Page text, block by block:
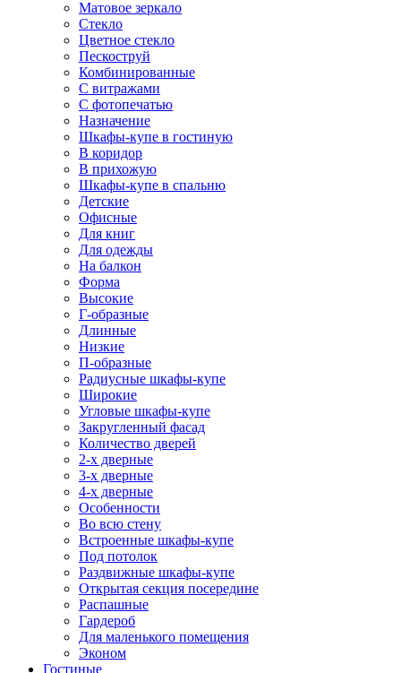
Матовое зеркало
Стекло
Цветное стекло
Пескоструй
Комбинированные
С витражами
С фотопечатью
Назначение
Шкафы-купе в гостиную
В коридор
В прихожую
Шкафы-купе в спальню
Детские
Офисные
Для книг
Для одежды
На балкон
Форма
Высокие
Г-образные
Длинные
Низкие
П-образные
Радиусные шкафы-купе
Широкие
Угловые шкафы-купе
Закругленный фасад
Количество дверей
2-х дверные
3-х дверные
4-х дверные
Особенности
Во всю стену
Встроенные шкафы-купе
Под потолок
Раздвижные шкафы-купе
Открытая секция посередине
Распашные
Гардероб
Для маленького помещения
Эконом
Гостиные